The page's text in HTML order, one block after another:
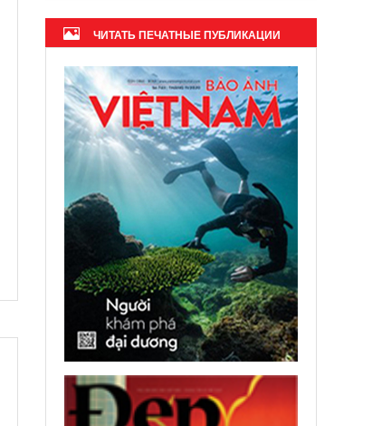
ЧИТАТЬ ПЕЧАТНЫЕ ПУБЛИКАЦИИ